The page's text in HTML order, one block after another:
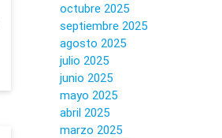
octubre 2025
septiembre 2025
agosto 2025
julio 2025
junio 2025
mayo 2025
abril 2025
marzo 2025